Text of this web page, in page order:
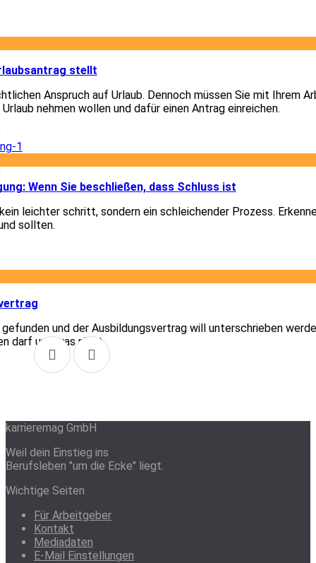
stellt
Anspruch auf Urlaub. Dennoch müssen Sie mit Ihrem
nehmen wollen und dafür einen Antrag einreichen.
Wenn Sie beschließen, dass Schluss ist
leichter schritt, sondern ein schleichender Prozess.
sollten.
und der Ausbildungsvertrag will unterschrieben
darf und was nicht.
karrieremag GmbH
Weil dein Einstieg ins
Berufsleben "um die Ecke" liegt.
Wichtige Seiten
Für Arbeitgeber
Kontakt
Mediadaten
E-Mail Einstellungen